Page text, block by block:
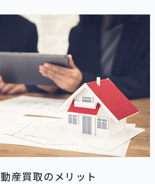
不動産買取のメリット